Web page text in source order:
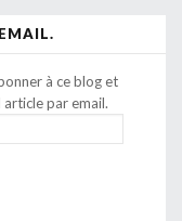
à ce blog et
par email.